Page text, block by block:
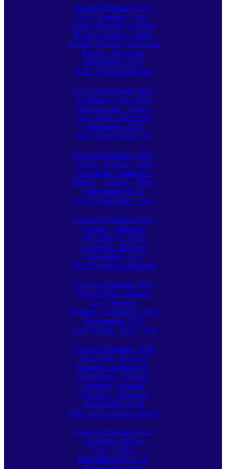
Startseite Bikertage 2019
Tirol - Engadin - Aosta
Alpen - Provence - Riviera
Korsika: Ajaccio - Porto
Korsika: Norden - Cap Corse
Riviera - Heimreise
Bildergalerie 2019
2020: Deutschland-Tour
Startseite Bikertage 2020
Sauerland - Eifel - Pfalz
Schwarzwald - Touren
Alb - Rhön - Rückreise
Bildergalerie 2020
2021: Alpen-Adria Tour
Startseite Bikertage 2021
Anreise - Kärnten - Adria
Vrata Krke - Dalmatien
Marken - Toskana - Alpen
Bildergalerie 2021
2022: Doppeladler - Tour
Startseite Bikertage 2022
Böhmen - Südpolen
Westpolen - Ungarn
Österreich - Böhmen
Bildergalerie 2022
2023: Vogesen - Westalpen
Startseite Bikertage 2023
Deutschland - Vogesen
Jura - Savoyen
Piemont - Lombardei - Tirol
Bildergalerie 2023
2024: Balkan - Jugo - Tour
Startseite Bikertage 2024
Tschechien - Bosnien
Bosnien - Montenegro
Montenegro - Kroatien
Kroatien - Bosnien
Österreich - Heimreise
Bildergalerie 2024
2025: Istrien-Kvarner Bucht
Startseite Bikertage 2025
Chiemgau - Rovinj
Cres - Lošinj
Rückfahrt SLO-A-CZ